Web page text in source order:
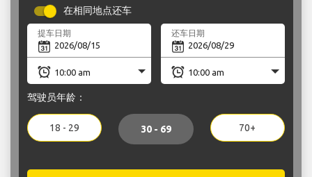
在相同地点还车
提车日期 还车日期
驾驶员年龄：
18 - 29 30 - 69 70+